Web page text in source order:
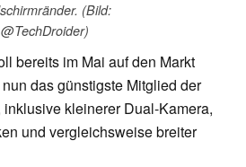
(Bild:
@TechDroider)
bereits im Mai auf den Markt
das günstigste Mitglied der
kleinerer Dual-Kamera,
und vergleichsweise breiter